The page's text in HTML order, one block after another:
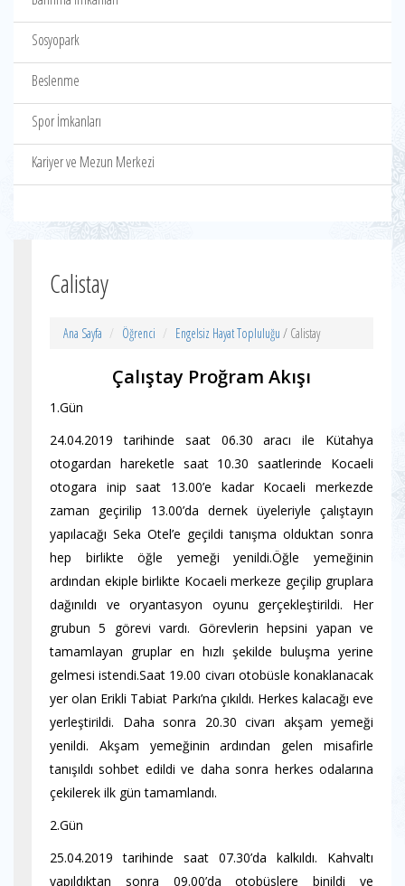
Sosyopark
Beslenme
Spor İmkanları
Kariyer ve Mezun Merkezi
Calistay
Ana Sayfa Öğrenci Engelsiz Hayat Topluluğu / Calistay
Çalıştay Proğram Akışı
1.Gün
24.04.2019 tarihinde saat 06.30 aracı ile Kütahya
otogardan hareketle saat 10.30 saatlerinde Kocaeli
otogara inip saat 13.00’e kadar Kocaeli merkezde
zaman geçirilip 13.00’da dernek üyeleriyle çalıştayın
yapılacağı Seka Otel’e geçildi tanışma olduktan sonra
hep birlikte öğle yemeği yenildi.Öğle yemeğinin
ardından ekiple birlikte Kocaeli merkeze geçilip gruplara
dağınıldı ve oryantasyon oyunu gerçekleştirildi. Her
grubun 5 görevi vardı. Görevlerin hepsini yapan ve
tamamlayan gruplar en hızlı şekilde buluşma yerine
gelmesi istendi.Saat 19.00 civarı otobüsle konaklanacak
yer olan Erikli Tabiat Parkı’na çıkıldı. Herkes kalacağı eve
yerleştirildi. Daha sonra 20.30 civarı akşam yemeği
yenildi. Akşam yemeğinin ardından gelen misafirle
tanışıldı sohbet edildi ve daha sonra herkes odalarına
çekilerek ilk gün tamamlandı.
2.Gün
25.04.2019 tarihinde saat 07.30’da kalkıldı. Kahvaltı
yapıldıktan sonra 09.00’da otobüslere binildi ve